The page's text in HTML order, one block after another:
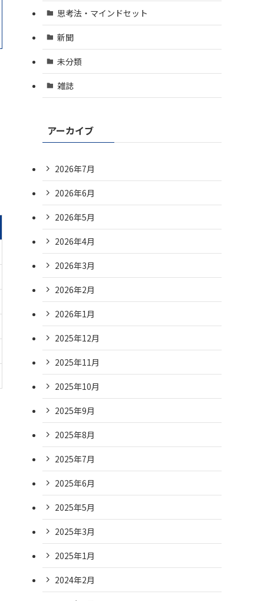
思考法・マインドセット
新聞
未分類
雑誌
アーカイブ
2026年7月
2026年6月
2026年5月
2026年4月
2026年3月
2026年2月
2026年1月
2025年12月
2025年11月
2025年10月
2025年9月
2025年8月
2025年7月
2025年6月
2025年5月
2025年3月
2025年1月
2024年2月